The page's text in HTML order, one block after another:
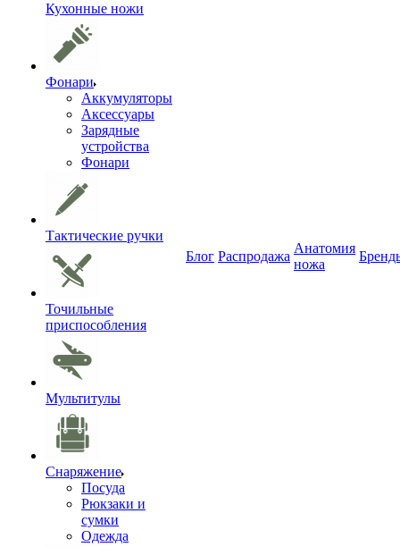
Кухонные ножи
Фонари
Аккумуляторы
Аксессуары
Зарядные
устройства
Фонари
Тактические ручки
Точильные
приспособления
Мультитулы
Снаряжение
Посуда
Рюкзаки и
сумки
Одежда
Блог Распродажа
Анатомия
ножа